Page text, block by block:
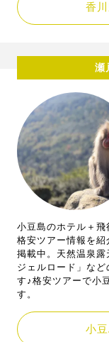
香
瀬
小豆島のホテル＋
格安ツアー情報を
掲載中。天然温泉
ジェルロード」な
す♪格安ツアーで小
す。
小